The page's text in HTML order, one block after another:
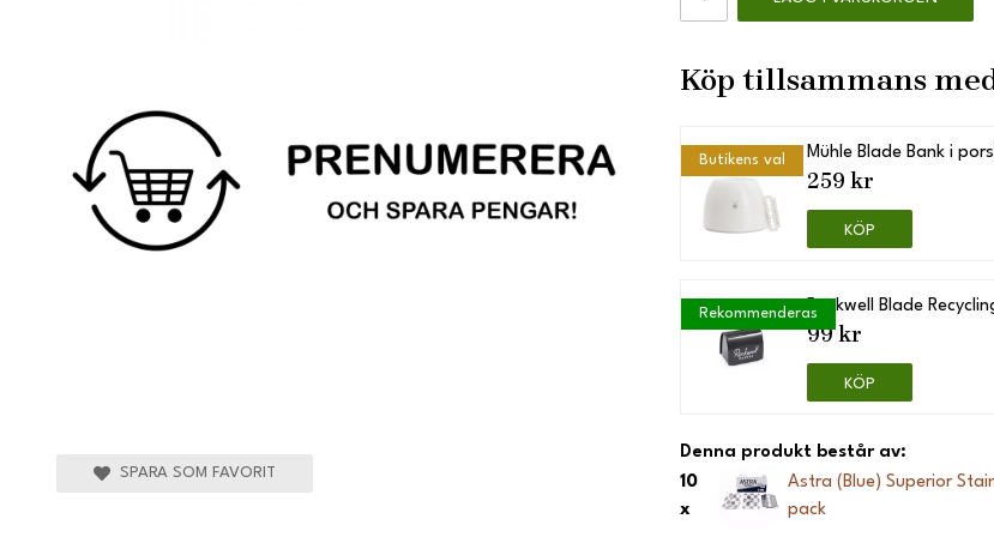
Köp tillsammans
Butikens val Mühle Blade Bank i
259 kr
KÖP
RekommenderasRockwell Blade
99 kr
KÖP
Denna produkt består av:
10
x
Astra (Blue) Superior
pack
SPARA SOM FAVORIT